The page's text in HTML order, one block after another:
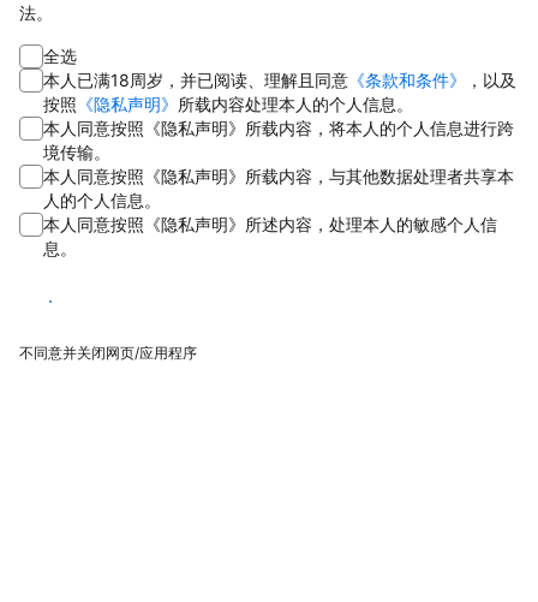
法。
全选
本人已满18周岁，并已阅读、理解且同意 《条款和条件》
，以及
按照 《隐私声明》 所载内容处理本人的个人信息。
本人同意按照《隐私声明》所载内容，将本人的个人信息进行跨
境传输。
本人同意按照《隐私声明》所载内容，与其他数据处理者共享本
人的个人信息。
本人同意按照《隐私声明》所述内容，处理本人的敏感个人信
息。
同意
不同意并关闭网页/应用程序